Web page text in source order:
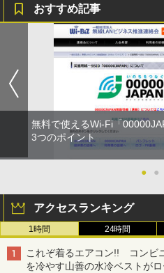
おすすめ記事
無料で使えるWi-Fi「
3つのポイント
● ●
アクセスランキング
1時間 24時間
これぞ着るエアコン!! コンビ
を冷やす山善の水冷ベストが